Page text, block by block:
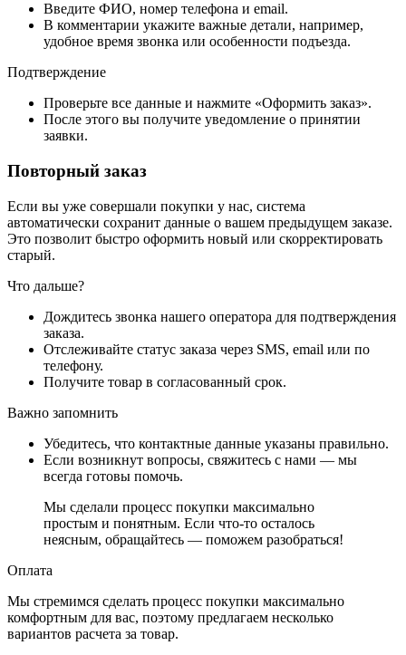
Введите ФИО, номер телефона и email.
В комментарии укажите важные детали, например,
удобное время звонка или особенности подъезда.
Подтверждение
Проверьте все данные и нажмите «Оформить заказ».
После этого вы получите уведомление о принятии
заявки.
Повторный заказ
Если вы уже совершали покупки у нас, система
автоматически сохранит данные о вашем предыдущем заказе.
Это позволит быстро оформить новый или скорректировать
старый.
Что дальше?
Дождитесь звонка нашего оператора для подтверждения
заказа.
Отслеживайте статус заказа через SMS, email или по
телефону.
Получите товар в согласованный срок.
Важно запомнить
Убедитесь, что контактные данные указаны правильно.
Если возникнут вопросы, свяжитесь с нами — мы
всегда готовы помочь.
Мы сделали процесс покупки максимально
простым и понятным. Если что-то осталось
неясным, обращайтесь — поможем разобраться!
Оплата
Мы стремимся сделать процесс покупки максимально
комфортным для вас, поэтому предлагаем несколько
вариантов расчета за товар.